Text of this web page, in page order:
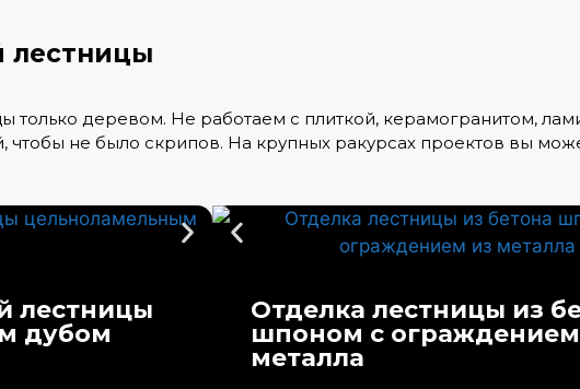
лестницы
только деревом. Не работаем с плиткой, керамогранитом,
не было скрипов. На крупных ракурсах проектов вы
лестницы
дубом
Отделка лестницы из
шпоном с
металла